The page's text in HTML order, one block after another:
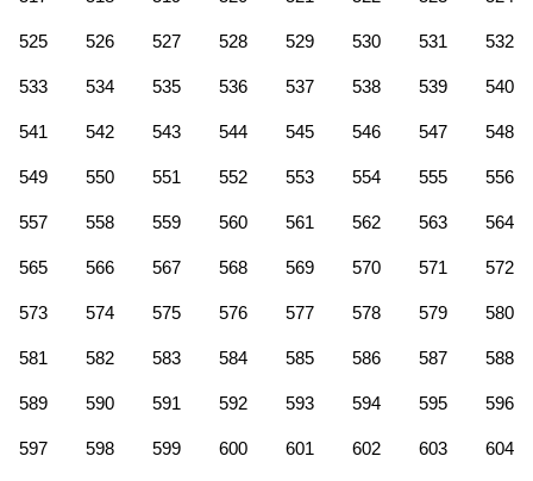
525 526 527 528 529 530 531 532
533 534 535 536 537 538 539 540
541 542 543 544 545 546 547 548
549 550 551 552 553 554 555 556
557 558 559 560 561 562 563 564
565 566 567 568 569 570 571 572
573 574 575 576 577 578 579 580
581 582 583 584 585 586 587 588
589 590 591 592 593 594 595 596
597 598 599 600 601 602 603 604